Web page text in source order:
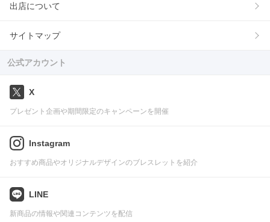
出店について
サイトマップ
公式アカウント
X
プレゼント企画や期間限定のキャンペーンを開催
Instagram
おすすめ商品やオリジナルデザインのブレスレットを紹介
LINE
新商品の情報や関連コンテンツを配信